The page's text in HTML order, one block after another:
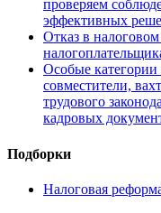
проверяем
эффективных
Отказ в
Особые
совместители,
трудового
кадровых
Подборки
Налоговая